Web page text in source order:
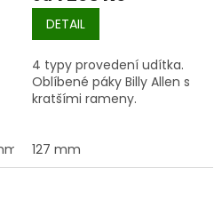
145 mm
DETAIL
4 typy provedení udítka.
Oblíbené páky Billy Allen s
kratšími rameny.
127 mm